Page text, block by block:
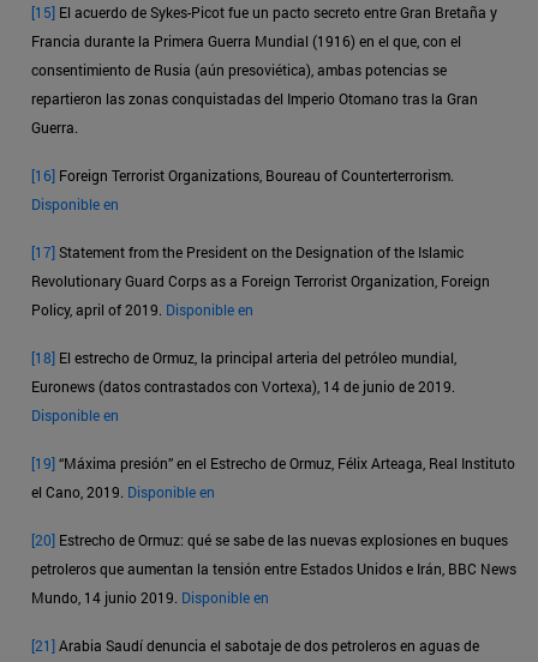
[15] El acuerdo de Sykes-Picot fue un pacto secreto entre Gran Bretaña y
Francia durante la Primera Guerra Mundial (1916) en el que, con el
consentimiento de Rusia (aún presoviética), ambas potencias se
repartieron las zonas conquistadas del Imperio Otomano tras la Gran
Guerra.
[16] Foreign Terrorist Organizations, Boureau of Counterterrorism.
Disponible en
[17]Statement from the President on the Designation of the Islamic
Revolutionary Guard Corps as a Foreign Terrorist Organization, Foreign
Policy, april of 2019. Disponible en
[18] El estrecho de Ormuz, la principal arteria del petróleo mundial,
Euronews (datos contrastados con Vortexa), 14 de junio de 2019.
Disponible en
[19]“Máxima presión” en el Estrecho de Ormuz, Félix Arteaga, Real Instituto
el Cano, 2019. Disponible en
[20] Estrecho de Ormuz: qué se sabe de las nuevas explosiones en buques
petroleros que aumentan la tensión entre Estados Unidos e Irán, BBC News
Mundo, 14 junio 2019. Disponible en
[21]Arabia Saudí denuncia el sabotaje de dos petroleros en aguas de